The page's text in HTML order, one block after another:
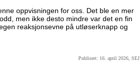
oppvisningen for oss. Det ble en mer
men ikke desto mindre var det en fin
reaksjonsevne på utløserknapp og
Publisert: 16. april 2026, SEJ